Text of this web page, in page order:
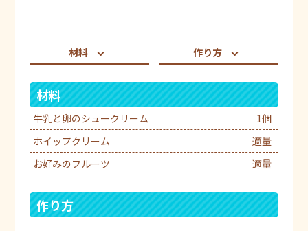
材料 作り方
材料
牛乳と卵のシュークリーム
1個
ホイップクリーム
適量
お好みのフルーツ
適量
作り方